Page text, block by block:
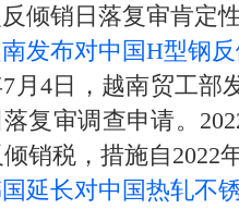
倾销日落复审肯定性
发布对中国H型钢
4日，越南贸工部发
复审调查申请。
销税，措施自2022
延长对中国热轧不